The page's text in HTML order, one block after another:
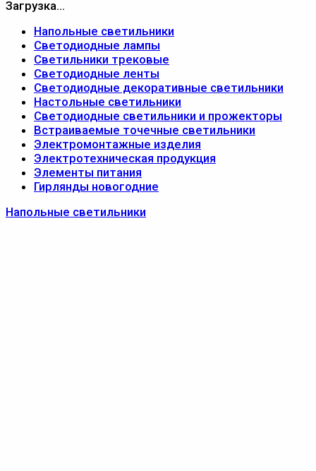
Загрузка...
Напольные светильники
Светодиодные лампы
Светильники трековые
Светодиодные ленты
Светодиодные декоративные светильники
Настольные светильники
Светодиодные светильники и прожекторы
Встраиваемые точечные светильники
Электромонтажные изделия
Электротехническая продукция
Элементы питания
Гирлянды новогодние
Напольные светильники